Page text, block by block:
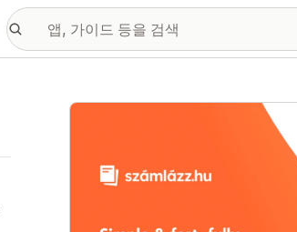
추천 이미지 갤러리